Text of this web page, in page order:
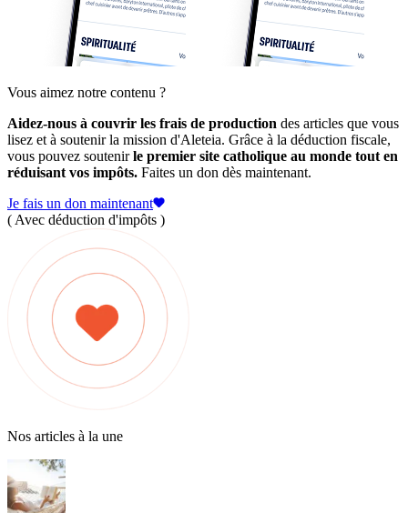
Vous aimez notre contenu ?
Aidez-nous à couvrir les frais de production des articles que vous
lisez et à soutenir la mission d'Aleteia. Grâce à la déduction fiscale,
vous pouvez soutenirle premier site catholique au monde tout en
réduisant vos impôts. Faites un don dès maintenant.
Je fais un don maintenant
( Avec déduction d'impôts )
Nos articles à la une